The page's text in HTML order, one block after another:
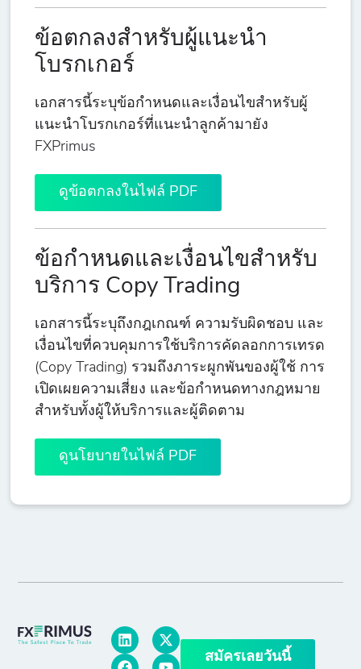
ข้อตกลงสำหรับผู้แนะนำ
โบรกเกอร์
เอกสารนี้ระบุข้อกำหนดและเงื่อนไขสำหรับผู้
แนะนำโบรกเกอร์ที่แนะนำลูกค้ามายัง
FXPrimus
ดูข้อตกลงในไฟล์ PDF
ข้อกำหนดและเงื่อนไขสำหรับ
บริการ Copy Trading
เอกสารนี้ระบุถึงกฎเกณฑ์ ความรับผิดชอบ และ
เงื่อนไขที่ควบคุมการใช้บริการคัดลอกการเทรด
(Copy Trading) รวมถึงภาระผูกพันของผู้ใช้ การ
เปิดเผยความเสี่ยง และข้อกำหนดทางกฎหมาย
สำหรับทั้งผู้ให้บริการและผู้ติดตาม
ดูนโยบายในไฟล์ PDF
สมัครเลยวันนี้